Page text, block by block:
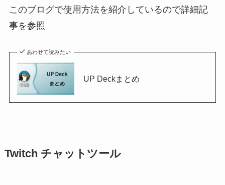
このブログで使用方法を紹介しているので詳細記
事を参照
あわせて読みたい
UP Deckまとめ
Twitch チャットツール